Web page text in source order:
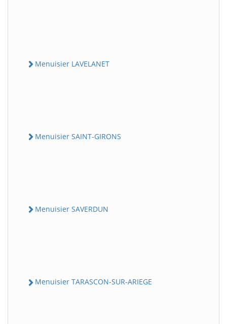
Menuisier LAVELANET
Menuisier SAINT-GIRONS
Menuisier SAVERDUN
Menuisier TARASCON-SUR-ARIEGE